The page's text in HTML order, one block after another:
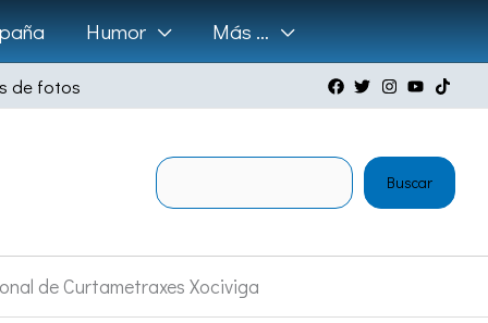
Humor Más …
de fotos
Buscar
de Curtametraxes Xociviga